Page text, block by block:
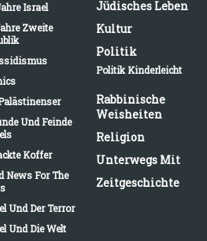
Israel
Zweite
Und Feinde
Koffer
News For The
Und Der Terror
Und Die Welt
Jüdisches Leben
Kultur
Politik
Politik Kinderleicht
Rabbinische
Weisheiten
Religion
Unterwegs Mit
Zeitgeschichte